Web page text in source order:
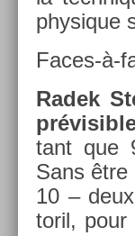
physique
Faces-à-
Radek
tant que
Sans être
10 –
toril, pour